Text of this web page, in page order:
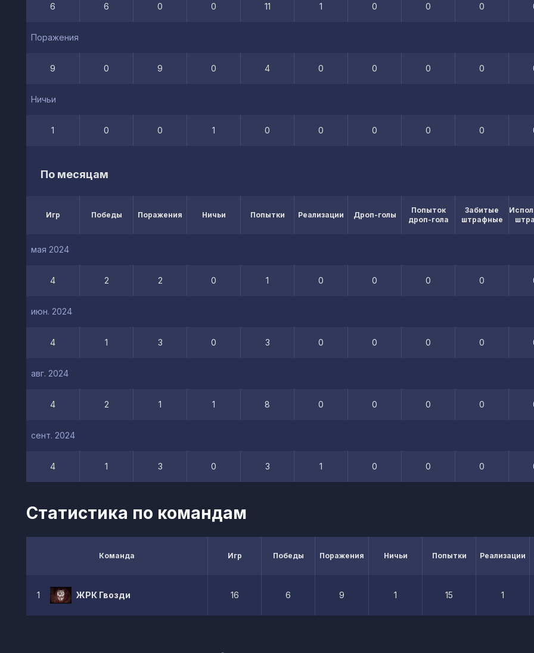
6 6 0 0 11 1 0 0 0
Поражения
9 0 9 0 4 0 0 0 0
Ничьи
1 0 0 1 0 0 0 0 0
По месяцам
Игр Победы Поражения Ничьи Попытки Реализации Дроп-голы
Попыток
дроп-гола
Забитые
штрафные
мая 2024
4 2 2 0 1 0 0 0 0
июн. 2024
4 1 3 0 3 0 0 0 0
авг. 2024
4 2 1 1 8 0 0 0 0
сент. 2024
4 1 3 0 3 1 0 0 0
Статистика по командам
Команда Игр Победы Поражения Ничьи Попытки Реализации
1 ЖРК Гвозди 16 6 9 1 15 1